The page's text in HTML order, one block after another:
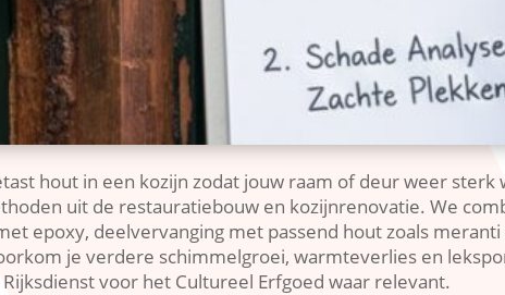
hout in een kozijn zodat jouw raam of deur weer sterk
uit de restauratiebouw en kozijnrenovatie.​ We
epoxy, deelvervanging met passend hout zoals
je verdere schimmelgroei, warmteverlies en
voor het Cultureel Erfgoed waar relevant.​